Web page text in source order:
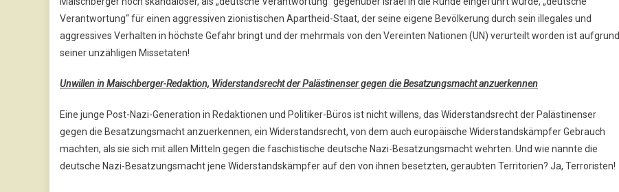
Verantwortung“ für einen aggressiven zionistischen Apartheid-Staat, der seine eigene Bevölkerung durch sein illegales und
aggressives Verhalten in höchste Gefahr bringt und der mehrmals von den Vereinten Nationen (UN) verurteilt worden ist aufgrund
seiner unzähligen Missetaten!
Unwillen in Maischberger-Redaktion, Widerstandsrecht der Palästinenser gegen die Besatzungsmacht anzuerkennen
Eine junge Post-Nazi-Generation in Redaktionen und Politiker-Büros ist nicht willens, das Widerstandsrecht der Palästinenser
gegen die Besatzungsmacht anzuerkennen, ein Widerstandsrecht, von dem auch europäische Widerstandskämpfer Gebrauch
machten, als sie sich mit allen Mitteln gegen die faschistische deutsche Nazi-Besatzungsmacht wehrten. Und wie nannte die
deutsche Nazi-Besatzungsmacht jene Widerstandskämpfer auf den von ihnen besetzten, geraubten Territorien? Ja, Terroristen!